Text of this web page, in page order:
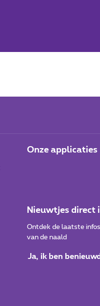
Onze applicaties
Nieuwtjes direct
Ontdek de laatste
van de naald
Ja, ik ben